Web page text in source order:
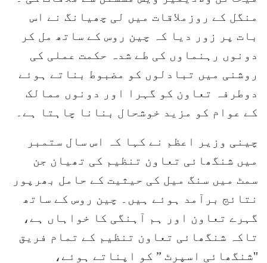
منگل کے روزملاقات میں لی چھیانگ نے اس
بات پر زور دیا کہ چین روس کے ساتھ مل کر
دونوں رہنماوں کی طے شدہ حکمت عملی کی
روشنی میں تبادلوں کو مضبوط بناتے ہوئے
دوطرفہ تعاون کو گہرا اور دونوں ممالک
کے عوام کو مزید خوشحال بنانا چاہتا ہے۔
چینی وزیر اعظم نے کہا کہ اس سال ستمبر
میں شنگھائی تعاون تنظیم کی تھیان جن
سمٹ میں سنگ میل کی حیثیت کے حامل بھرپور
نتائج برآمد ہوئے ہیں۔ چین روس کے ساتھ
گہرے تعاون اور ہم آہنگی کا خواہاں ہے،
تاکہ شنگھائی تعاون تنظیم کے تمام فریق
"شنگھائی اسپرٹ ” کو اپناتے ہوئے،